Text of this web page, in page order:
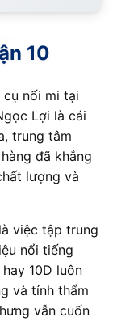
10
cụ nối mi tại
Lợi là cái
trung tâm
đã khẳng
lượng và
việc tập trung
nổi tiếng
10D luôn
và tính thẩm
vẫn cuốn